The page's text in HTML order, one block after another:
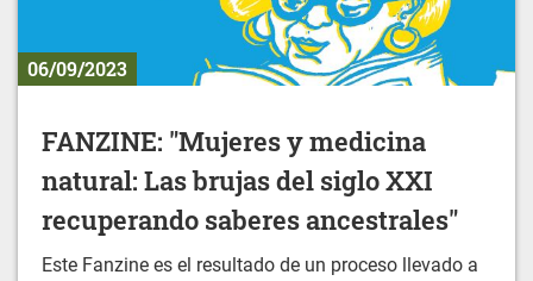
06/09/2023
FANZINE: "Mujeres y medicina
natural: Las brujas del siglo XXI
recuperando saberes ancestrales"
Este Fanzine es el resultado de un proceso llevado a